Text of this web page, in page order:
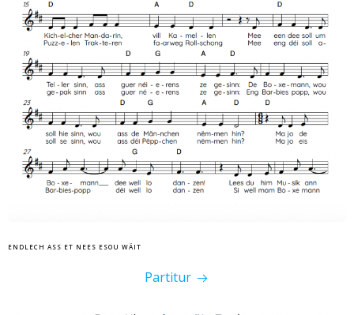
ENDLECH ASS ET NEES ESOU WÄIT
Partitur